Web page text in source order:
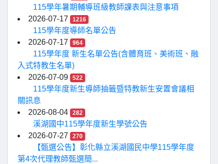
115學年暑期輔導班級教師課表與注意事項
2026-07-17
1216
115學年度導師名單公告
2026-07-17
964
115學年度 新生名單公告(含體育班、美術班、融
入式特教生名單)
2026-07-09
522
115學年度新生導師抽籤暨特教新生安置會議相
關訊息
2026-08-04
282
溪湖國中115學年度新生學號公告
2026-07-27
270
【甄選公告】彰化縣立溪湖國民中學115學年度
第4次代理教師甄選簡...